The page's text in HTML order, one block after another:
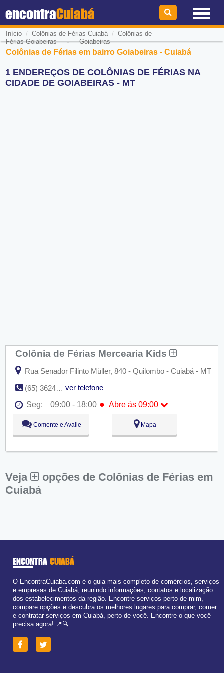
encontraCuiabá
Início / Colônias de Férias Cuiabá/ Colônias de
Férias Goiabeiras-Goiabeiras
Colônias de Férias em bairro Goiabeiras - Cuiabá
1 ENDEREÇOS DE COLÔNIAS DE FÉRIAS NA
CIDADE DE GOIABEIRAS - MT
Colônia de Férias Mercearia Kids
Rua Senador Filinto Müller, 840 - Quilombo - Cuiabá - MT
(65) 3624-9711
ver telefone
Seg:
09:00 - 18:00 ● Abre ás 09:00
Seg:
Abre ás 09:00
Ter:
09:00 - 18:00
Qua:
09:00 - 18:00
Sex:
09:00 - 18:00
Dom:
Fechado
Comente e Avalie Mapa
Veja
opções de Colônias de Férias em
Cuiabá
ENCONTRA CUIABÁ
O EncontraCuiaba.com é o guia mais completo de comércios, serviços
e empresas de Cuiabá, reunindo informações, contatos e localização
dos estabelecimentos da região. Encontre serviços perto de mim,
compare opções e descubra os melhores lugares para comprar, comer
e contratar serviços em Cuiabá, perto de você. Encontre o que você
precisa agora! 📍🔍